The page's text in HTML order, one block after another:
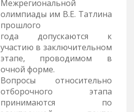
Межрегиональной
олимпиады им В.Е. Татлина
прошлого
года допускаются к
участию в заключительном
этапе, проводимом в
очной форме.
Вопросы относительно
отборочного этапа
принимаются по